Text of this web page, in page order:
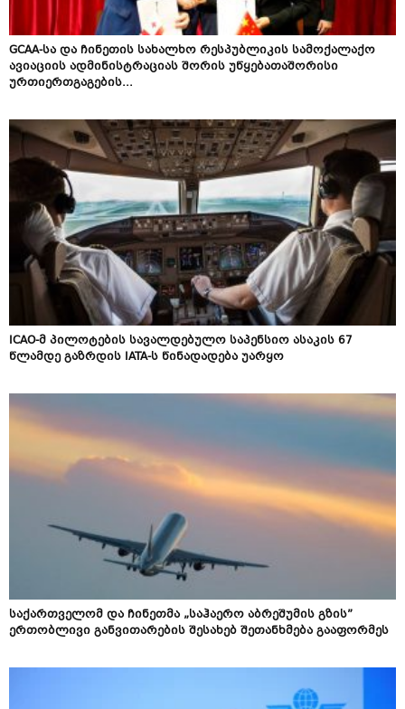
GCAA-სა და ჩინეთის სახალხო რესპუბლიკის სამოქალაქო
ავიაციის ადმინისტრაციას შორის უწყებათაშორისი
ურთიერთგაგების...
ICAO-მ პილოტების სავალდებულო საპენსიო ასაკის 67
წლამდე გაზრდის IATA-ს წინადადება უარყო
საქართველომ და ჩინეთმა „საჰაერო აბრეშუმის გზის”
ერთობლივი განვითარების შესახებ შეთანხმება გააფორმეს